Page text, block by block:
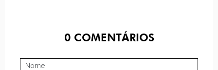
0COMENTÁRIOS